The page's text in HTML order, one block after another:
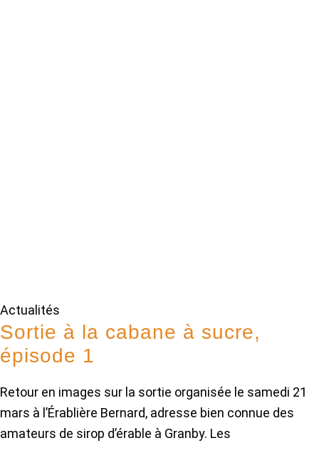
Actualités
Sortie à la cabane à sucre,
épisode 1
Retour en images sur la sortie organisée le samedi 21
mars à l’Érablière Bernard, adresse bien connue des
amateurs de sirop d’érable à Granby. Les